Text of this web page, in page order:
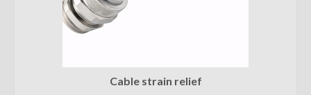
Cable strain relief